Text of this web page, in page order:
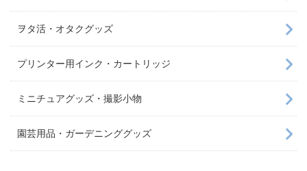
ヲタ活・オタクグッズ
プリンター用インク・カートリッジ
ミニチュアグッズ・撮影小物
園芸用品・ガーデニンググッズ